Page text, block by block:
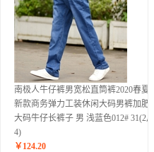
南极人牛仔裤男宽松直筒裤2020春夏季
新款商务弹力工装休闲大码男裤加肥加
大码牛仔长裤子 男 浅蓝色012# 31(2尺
4)
￥ 124.20